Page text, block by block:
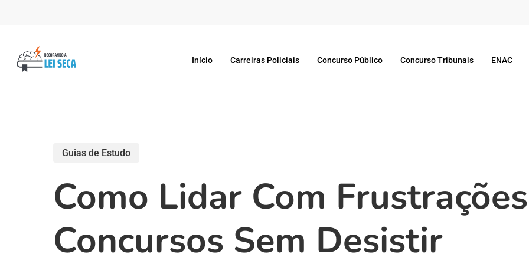
content
Início Carreiras Policiais Concurso Público Concurso Tribunais ENAC
Guias de Estudo
Como Lidar Com
Concursos Sem Desistir